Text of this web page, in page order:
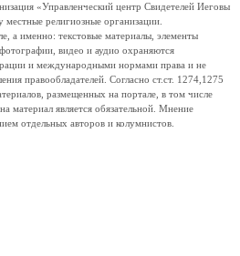
«Управленческий центр Свидетелей Иеговы
религиозные организации.
а именно: текстовые материалы, элементы
видео и аудио охраняются
и международными нормами права и не
правообладателей. Согласно ст.ст. 1274,1275
размещенных на портале, в том числе
материал является обязательной. Мнение
отдельных авторов и колумнистов.